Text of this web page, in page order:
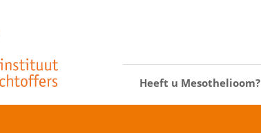
Heeft u Mesothelioom?